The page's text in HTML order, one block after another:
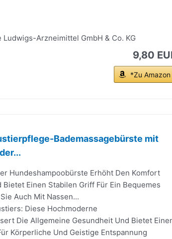
Arzneimittel GmbH & Co. KG
9,80
*Zu Amazon
Bademassagebürste mit
Hundeshampoobürste Erhöht Den Komfort
Einen Stabilen Griff Für Ein Bequemes
Auch Mit Nassen...
Diese Hochmoderne
Die Allgemeine Gesundheit Und Bietet
Körperliche Und Geistige Entspannung